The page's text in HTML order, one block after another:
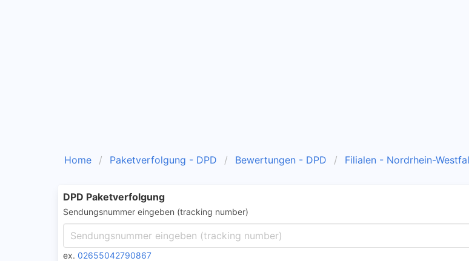
Home Paketverfolgung - DPD Bewertungen - DPD Filialen - Nordrhein-
DPD Paketverfolgung
Sendungsnummer eingeben (tracking number)
ex. 02655042790867